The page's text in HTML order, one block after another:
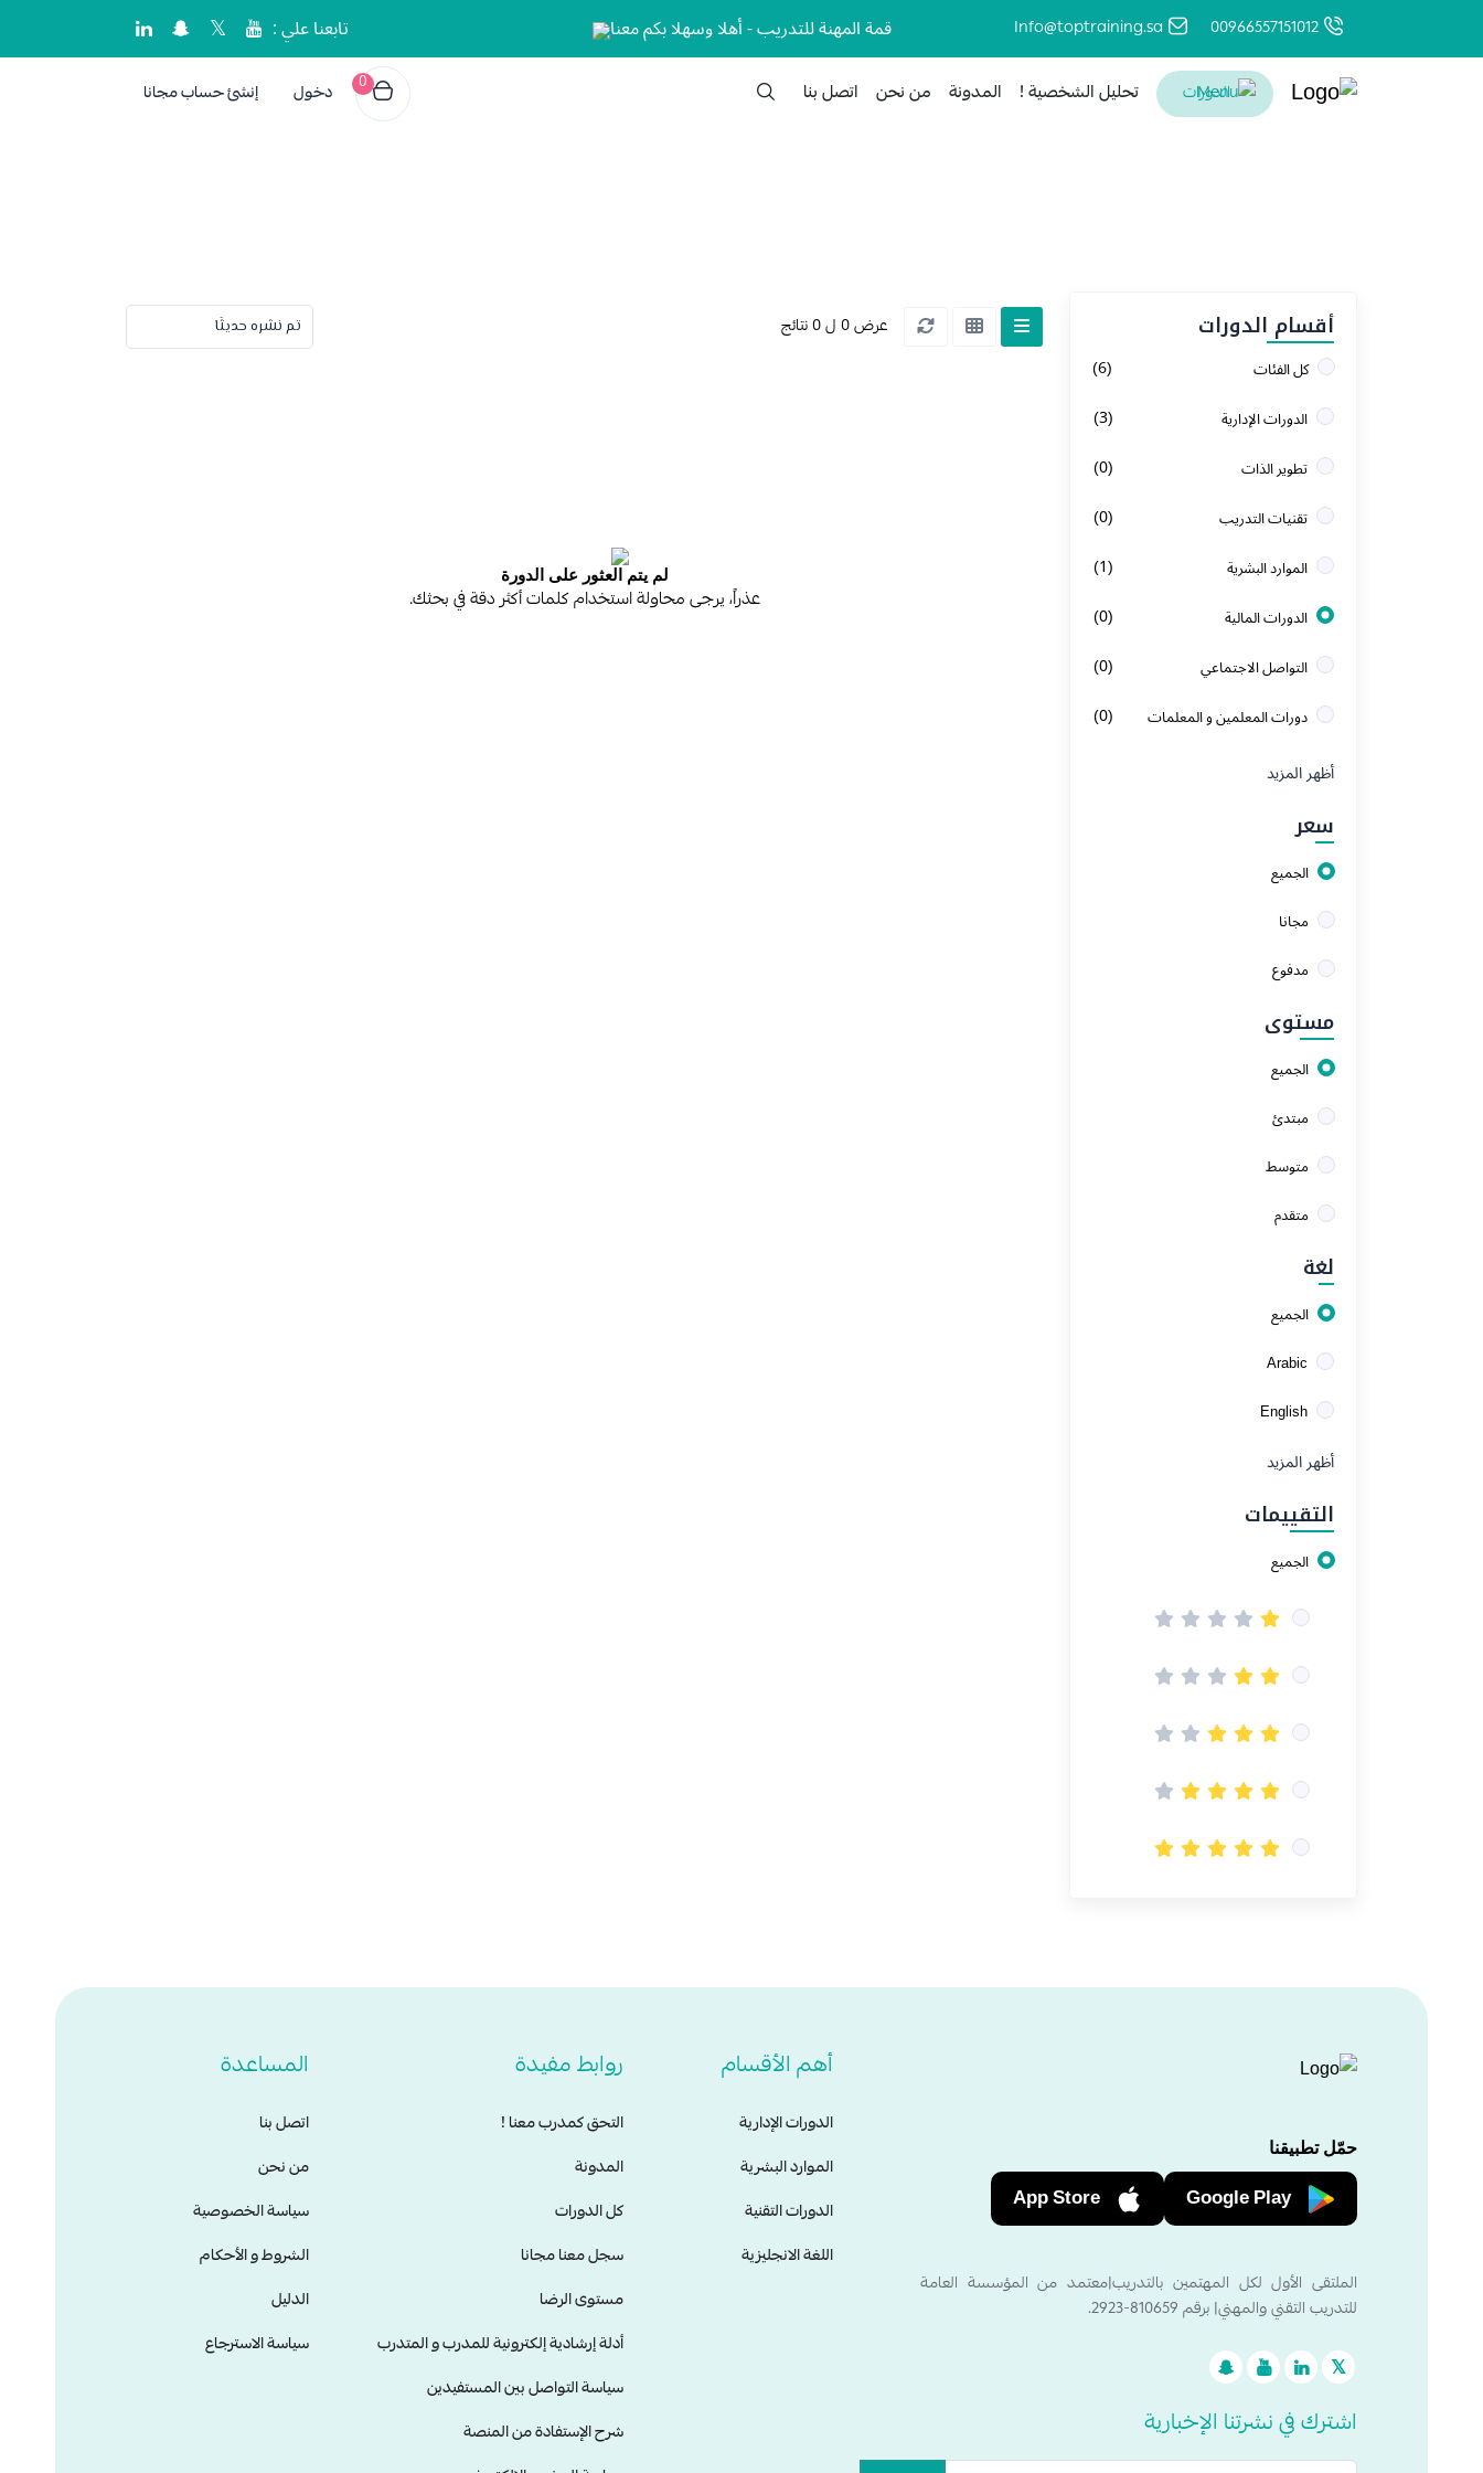
00966557151012
Info@toptraining.sa قمة المهنة للتدريب - أهلا وسهلا بكم معنا تابعنا علي :
الدورات تحليل الشخصية ! المدونة من نحن اتصل بنا 0 دخول إنشئ حساب مجانا
أقسام الدورات
كل الفئات (6)
الدورات الإدارية (3)
تطوير الذات (0)
تقنيات التدريب (0)
الموارد البشرية (1)
الدورات المالية (0)
التواصل الاجتماعي (0)
دورات المعلمين و المعلمات (0)
التصميم و الإبداع
الدورات التقنية
الدورات الأمنية
اللغة الانجليزية
أظهر المزيد
سعر
الجميع
مجانا
مدفوع
مستوى
الجميع
مبتدئ
متوسط
متقدم
لغة
الجميع
Arabic
English
أظهر المزيد
التقييمات
الجميع
عرض 0 ل 0 نتائج
لم يتم العثور على الدورة
عذراً، يرجى محاولة استخدام كلمات أكثر دقة في بحثك.
حمّل تطبيقنا
Google Play
App Store
الملتقى الأول لكل المهتمين بالتدريب|معتمد من المؤسسة العامة
للتدريب التقني والمهني| برقم 810659-2923.
اشترك في نشرتنا الإخبارية
أهم الأقسام
الدورات الإدارية
الموارد البشرية
الدورات التقنية
اللغة الانجليزية
روابط مفيدة
التحق كمدرب معنا !
المدونة
كل الدورات
سجل معنا مجانا
مستوى الرضا
أدلة إرشادية إلكترونية للمدرب و المتدرب
سياسة التواصل بين المستفيدين
شرح الإستفادة من المنصة
المساعدة
اتصل بنا
من نحن
سياسة الخصوصية
الشروط و الأحكام
الدليل
سياسة الاسترجاع